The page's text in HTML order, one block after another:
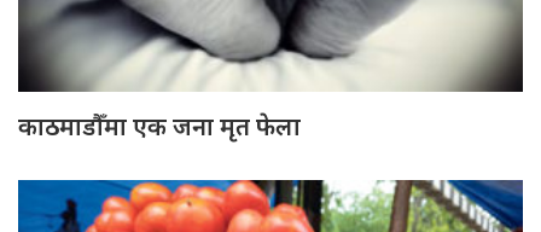
काठमाडौँमा एक जना मृत फेला